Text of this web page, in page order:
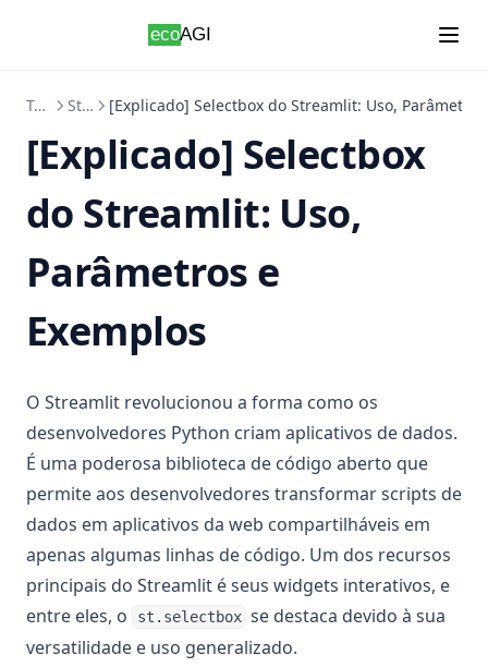
Tutoriais Streamlit [Explicado] Selectbox do Streamlit: Uso,
[Explicado] Selectbox
do Streamlit: Uso,
Parâmetros e
Exemplos
O Streamlit revolucionou a forma como os
desenvolvedores Python criam aplicativos de dados.
É uma poderosa biblioteca de código aberto que
permite aos desenvolvedores transformar scripts de
dados em aplicativos da web compartilháveis em
apenas algumas linhas de código. Um dos recursos
principais do Streamlit é seus widgets interativos, e
entre eles, o
st.selectbox se destaca devido à sua
versatilidade e uso generalizado.